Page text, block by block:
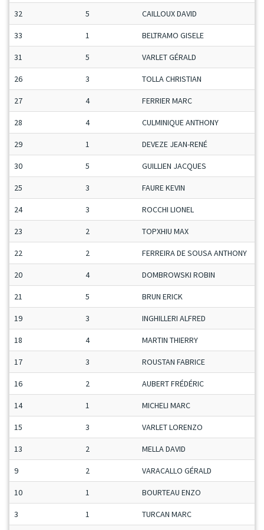
32 5 CAILLOUX DAVID
33 1 BELTRAMO GISELE
31 5 VARLET GÉRALD
26 3 TOLLA CHRISTIAN
27 4 FERRIER MARC
28 4 CULMINIQUE ANTHONY
29 1 DEVEZE JEAN-RENÉ
30 5 GUILLIEN JACQUES
25 3 FAURE KEVIN
24 3 ROCCHI LIONEL
23 2 TOPXHIU MAX
22 2 FERREIRA DE SOUSA ANTHONY
20 4 DOMBROWSKI ROBIN
21 5 BRUN ERICK
19 3 INGHILLERI ALFRED
18 4 MARTIN THIERRY
17 3 ROUSTAN FABRICE
16 2 AUBERT FRÉDÉRIC
14 1 MICHELI MARC
15 3 VARLET LORENZO
13 2 MELLA DAVID
9 2 VARACALLO GÉRALD
10 1 BOURTEAU ENZO
3 1 TURCAN MARC